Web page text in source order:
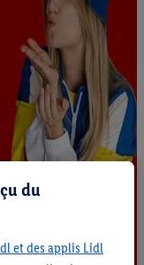
du
et des applis Lidl